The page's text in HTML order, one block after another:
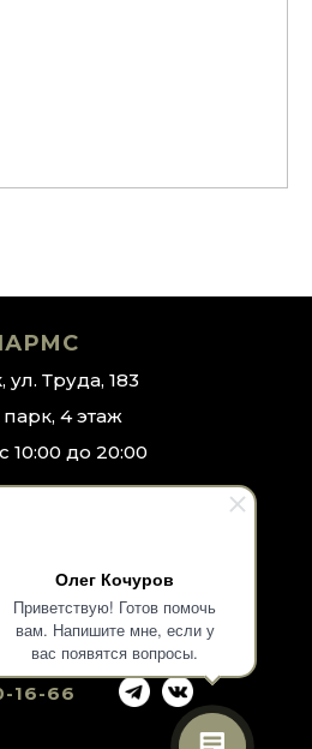
Олег Кочуров
Приветствую! Готов помочь
вам. Напишите мне, если у
вас появятся вопросы.
16-66
ул. Труда, 183
4 этаж
10:00 до 20:00